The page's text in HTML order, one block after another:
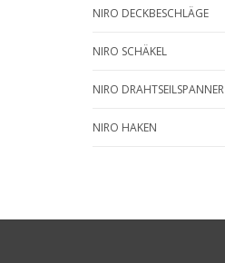
NIRO DECKBESCHLÄGE
NIRO SCHÄKEL
NIRO DRAHTSEILSPANNER
NIRO HAKEN